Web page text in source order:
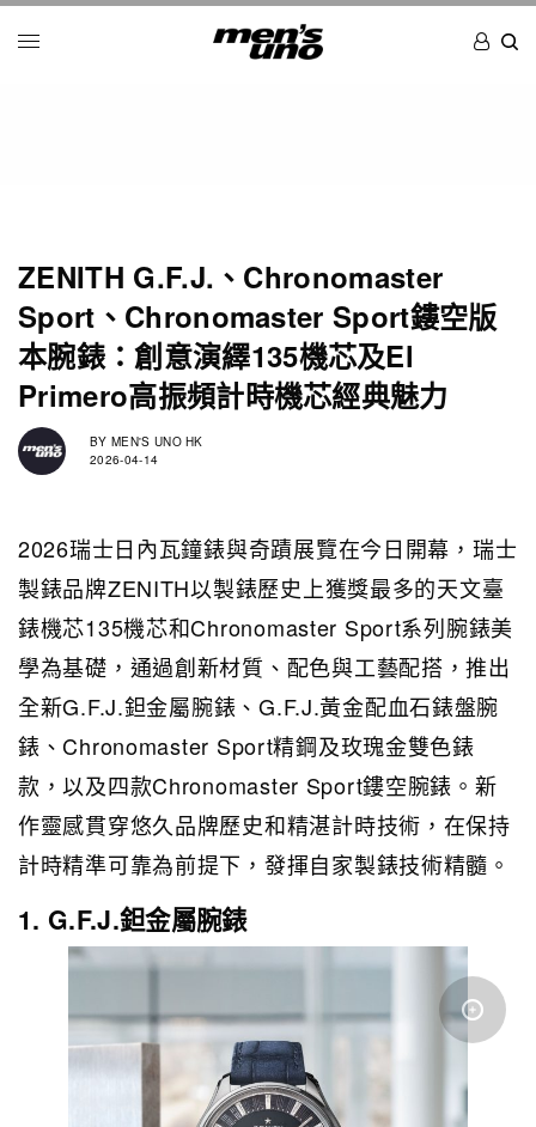
ZENITH G.F.J.、Chronomaster
Sport、Chronomaster Sport鏤空版
本腕錶：創意演繹135機芯及El
Primero高振頻計時機芯經典魅力
BY MEN'S UNO HK
2026-04-14
2026瑞士日內瓦鐘錶與奇蹟展覽在今日開幕，瑞士
製錶品牌ZENITH以製錶歷史上獲獎最多的天文臺
錶機芯135機芯和Chronomaster Sport系列腕錶美
學為基礎，通過創新材質、配色與工藝配搭，推出
全新G.F.J.鉭金屬腕錶、G.F.J.黃金配血石錶盤腕
錶、Chronomaster Sport精鋼及玫瑰金雙色錶
款，以及四款Chronomaster Sport鏤空腕錶。新
作靈感貫穿悠久品牌歷史和精湛計時技術，在保持
計時精準可靠為前提下，發揮自家製錶技術精髓。
1. G.F.J.鉭金屬腕錶